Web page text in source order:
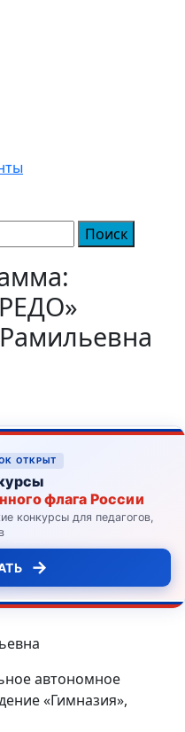
ОТКРЫТ
флага России
конкурсы для педагогов,
→
автономное
«Гимназия»,